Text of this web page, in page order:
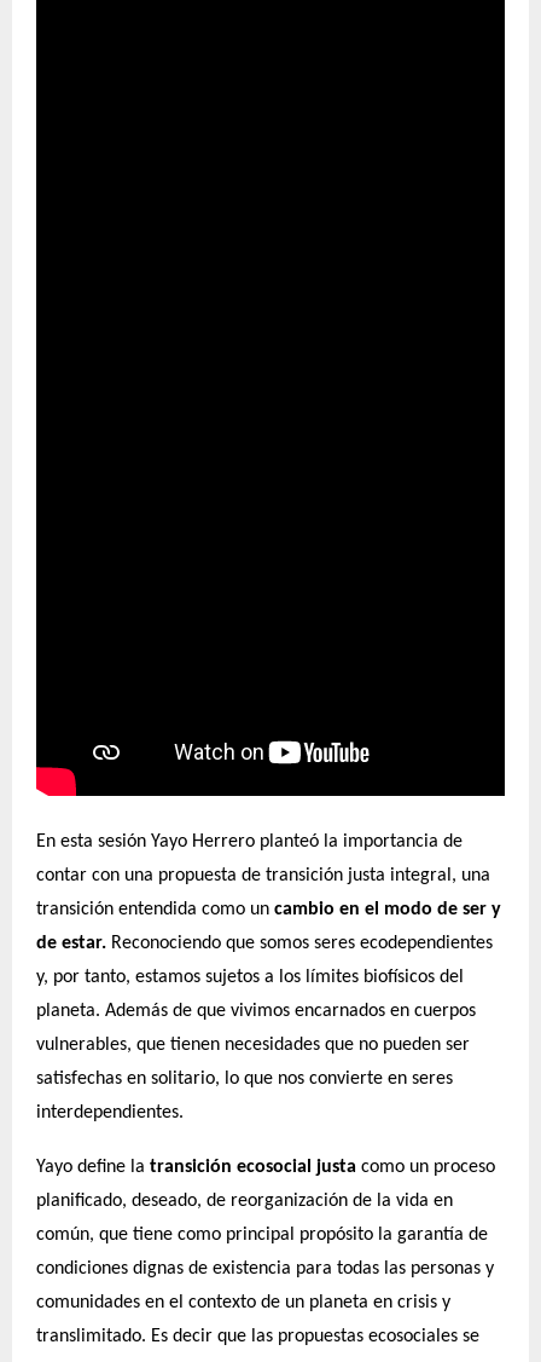
En esta sesión Yayo Herrero planteó la importancia de
contar con una propuesta de transición justa integral, una
transición entendida como un cambio en el modo de ser y
de estar. Reconociendo que somos seres ecodependientes
y, por tanto, estamos sujetos a los límites biofísicos del
planeta. Además de que vivimos encarnados en cuerpos
vulnerables, que tienen necesidades que no pueden ser
satisfechas en solitario, lo que nos convierte en seres
interdependientes.
Yayo define la transición ecosocial justa como un proceso
planificado, deseado, de reorganización de la vida en
común, que tiene como principal propósito la garantía de
condiciones dignas de existencia para todas las personas y
comunidades en el contexto de un planeta en crisis y
translimitado. Es decir que las propuestas ecosociales se